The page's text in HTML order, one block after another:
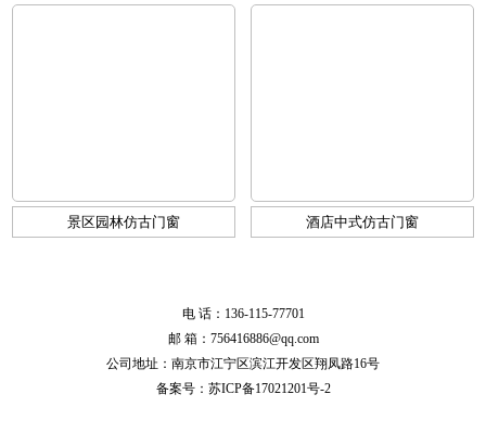
景区园林仿古门窗 酒店中式仿古门窗
电 话：136-115-77701
邮 箱：756416886@qq.com
公司地址：南京市江宁区滨江开发区翔凤路16号
备案号： 苏ICP备17021201号-2